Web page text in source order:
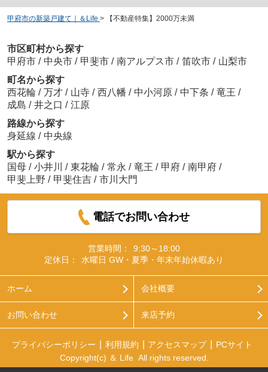
甲府市の新築戸建て｜＆Life > 【不動産特集】2000万未満
市区町村から探す
甲府市 / 中央市 / 甲斐市 / 南アルプス市 / 笛吹市 / 山梨市
町名から探す
西花輪 / 万才 / 山寺 / 西八幡 / 中小河原 / 中下条 / 竜王 /
成島 / 井之口 / 江原
路線から探す
身延線 / 中央線
駅から探す
国母 / 小井川 / 東花輪 / 常永 / 竜王 / 甲府 / 南甲府 /
甲斐上野 / 甲斐住吉 / 市川大門
電話でお問い合わせ
営業時間：
9:30～18:00
定休日：
水曜日 GW・夏季・年末年始休暇あり
ホーム 会社概要
お問い合わせ 来店予約
プライバシーポリシー 利用規約 アクセスマップ
PCサイト
Copyright(c) ＆ Life All rights reserved.